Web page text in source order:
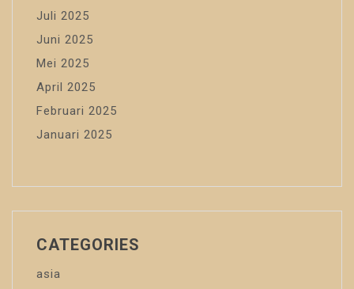
Juli 2025
Juni 2025
Mei 2025
April 2025
Februari 2025
Januari 2025
CATEGORIES
asia